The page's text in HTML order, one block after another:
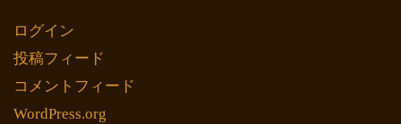
ログイン
投稿フィード
コメントフィード
WordPress.org